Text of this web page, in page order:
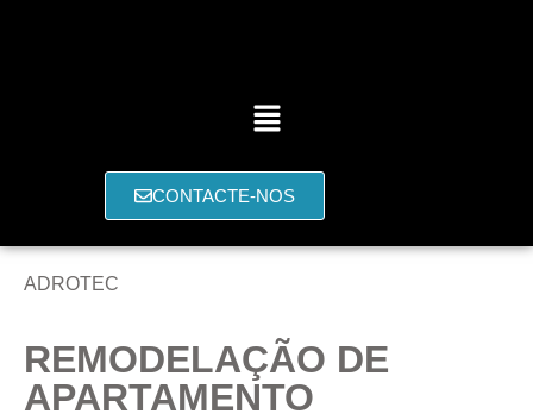
CONTACTE-NOS
ADROTEC
REMODELAÇÃO DE
APARTAMENTO